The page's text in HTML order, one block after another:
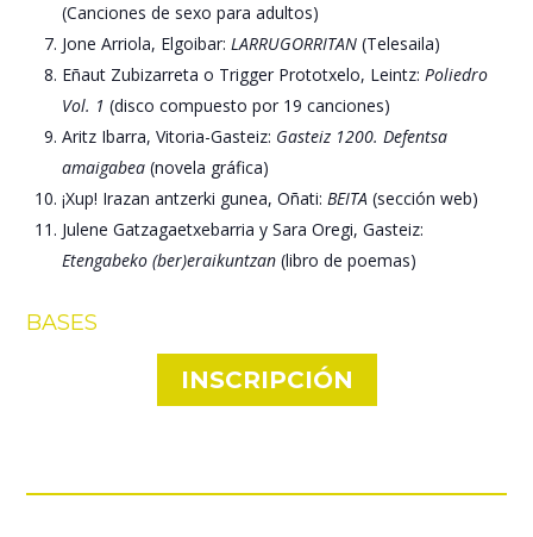
(Canciones de sexo para adultos)
Jone Arriola, Elgoibar:LARRUGORRITAN (Telesaila)
Eñaut Zubizarreta o Trigger Prototxelo, Leintz:Poliedro
Vol. 1 (disco compuesto por 19 canciones)
Aritz Ibarra, Vitoria-Gasteiz: Gasteiz 1200. Defentsa
amaigabea (novela gráfica)
¡Xup! Irazan antzerki gunea, Oñati:BEITA(sección web)
Julene Gatzagaetxebarria y Sara Oregi, Gasteiz:
Etengabeko (ber)eraikuntzan (libro de poemas)
BASES
INSCRIPCIÓN